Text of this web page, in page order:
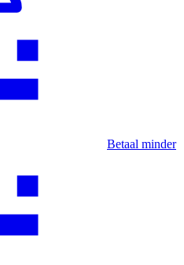
Betaal minder